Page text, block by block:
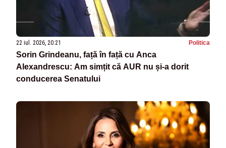
22 iul. 2026, 20:21 Politica
Sorin Grindeanu, față în față cu Anca
Alexandrescu: Am simțit că AUR nu și-a dorit
conducerea Senatului